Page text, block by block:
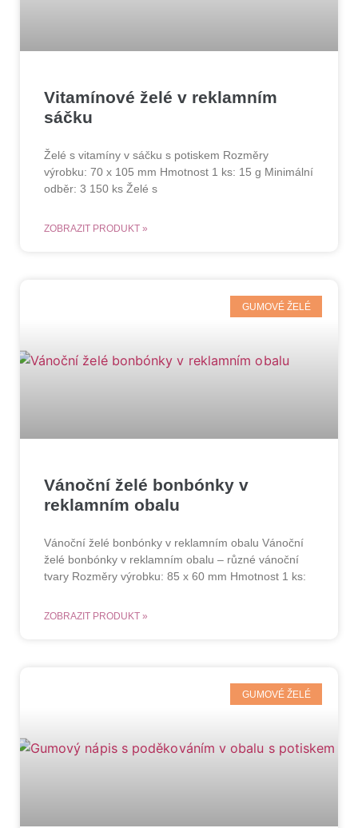
Vitamínové želé v reklamním
sáčku
Želé s vitamíny v sáčku s potiskem Rozměry
výrobku: 70 x 105 mm Hmotnost 1 ks: 15 g Minimální
odběr: 3 150 ks Želé s
ZOBRAZIT PRODUKT »
GUMOVÉ ŽELÉ
Vánoční želé bonbónky v
reklamním obalu
Vánoční želé bonbónky v reklamním obalu Vánoční
želé bonbónky v reklamním obalu – různé vánoční
tvary Rozměry výrobku: 85 x 60 mm Hmotnost 1 ks:
ZOBRAZIT PRODUKT »
GUMOVÉ ŽELÉ